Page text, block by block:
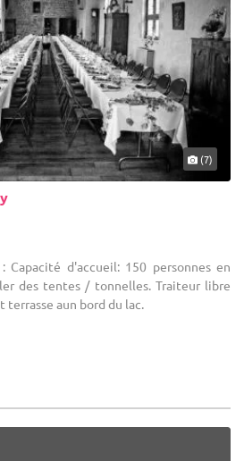
(7)
Capacité d'accueil: 150 personnes en
des tentes / tonnelles. Traiteur libre
terrasse aun bord du lac.